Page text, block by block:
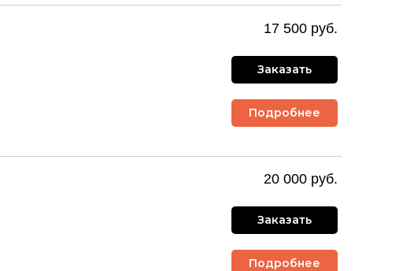
17 500 руб.
Заказать
Подробнее
20 000 руб.
Заказать
Подробнее